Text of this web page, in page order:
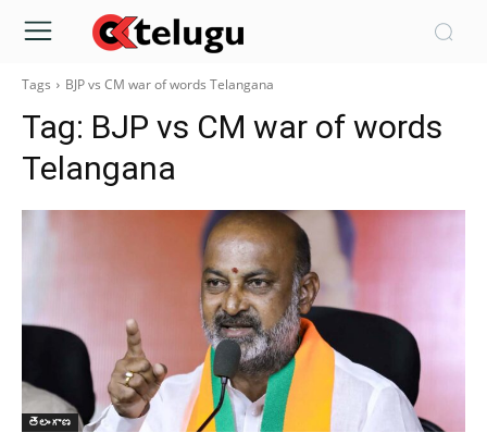
Tags BJP vs CM war of words Telangana
Tag: BJP vs CM war of words
Telangana
తెలంగాణ